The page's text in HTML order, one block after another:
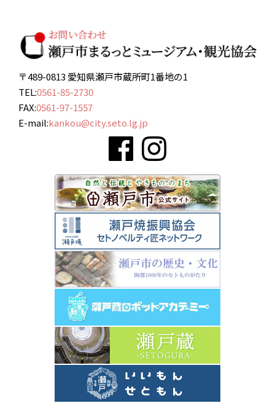
〒489-0813 愛知県瀬戸市蔵所町1番地の1
TEL:0561-85-2730
FAX:0561-97-1557
E-mail:kankou@city.seto.lg.jp